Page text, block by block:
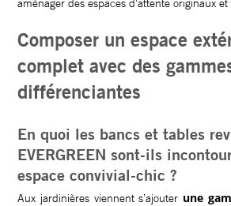
Composer un espace
complet avec des
différenciantes
En quoi les bancs et tables
EVERGREEN sont-ils
espace convivial-chic ?
Aux jardinières viennent s’ajouter une